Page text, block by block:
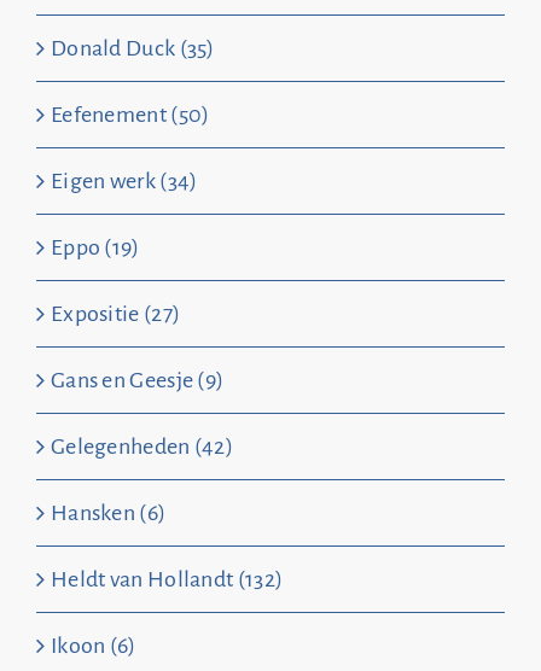
Donald Duck (35)
Eefenement (50)
Eigen werk (34)
Eppo (19)
Expositie (27)
Gans en Geesje (9)
Gelegenheden (42)
Hansken (6)
Heldt van Hollandt (132)
Ikoon (6)